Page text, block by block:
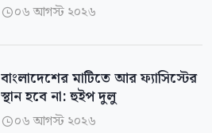
০৬ আগস্ট ২০২৬
বাংলাদেশের মাটিতে আর ফ্যাসিস্টের
স্থান হবে না: হুইপ দুলু
০৬ আগস্ট ২০২৬